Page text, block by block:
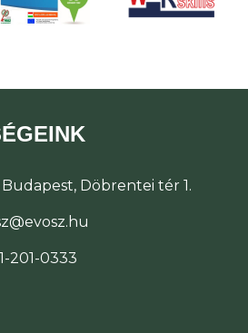
Budapest, Döbrentei tér 1.
201-0333